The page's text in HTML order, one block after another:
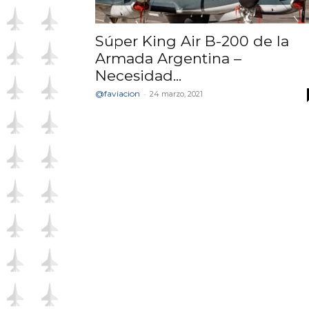
Súper King Air B-200 de la
Armada Argentina –
Necesidad...
@faviacion - 24 marzo, 2021